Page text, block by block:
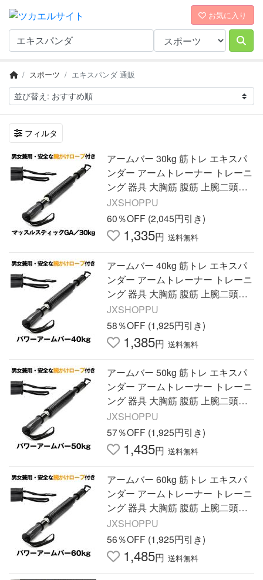
お気に入り
スポーツ エキスパンダ 通販
フィルタ
アームバー 30kg 筋トレ エキスパ
ンダー アームトレーナー トレーニ
ング 器具 大胸筋 腹筋 上腕二頭筋
広背筋 バネ スプリング 腕力 筋肉
フィットネス グッズ
JXSHOPPU
60％OFF (2,045円引き)
1,335円 送料無料
アームバー 40kg 筋トレ エキスパ
ンダー アームトレーナー トレーニ
ング 器具 大胸筋 腹筋 上腕二頭筋
広背筋 バネ スプリング 腕力 筋肉
フィットネス グッズ
JXSHOPPU
58％OFF (1,925円引き)
1,385円 送料無料
アームバー 50kg 筋トレ エキスパ
ンダー アームトレーナー トレーニ
ング 器具 大胸筋 腹筋 上腕二頭筋
広背筋 バネ スプリング 腕力 筋肉
フィットネス グッズ
JXSHOPPU
57％OFF (1,925円引き)
1,435円 送料無料
アームバー 60kg 筋トレ エキスパ
ンダー アームトレーナー トレーニ
ング 器具 大胸筋 腹筋 上腕二頭筋
広背筋 バネ スプリング 腕力 筋肉
フィットネス グッズ
JXSHOPPU
56％OFF (1,925円引き)
1,485円 送料無料